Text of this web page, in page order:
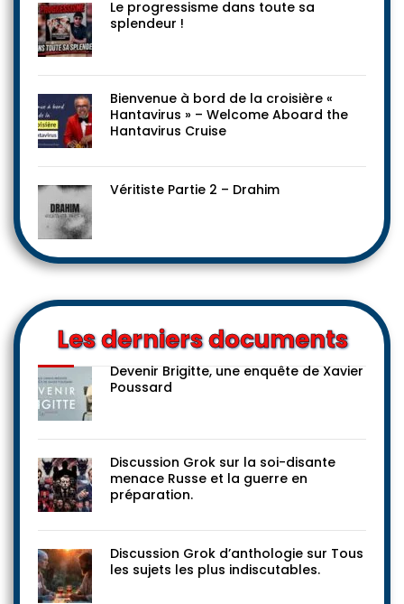
Le progressisme dans toute sa
splendeur !
Bienvenue à bord de la croisière «
Hantavirus » – Welcome Aboard the
Hantavirus Cruise
Véritiste Partie 2 – Drahim
Les derniers documents
Devenir Brigitte, une enquête de Xavier
Poussard
Discussion Grok sur la soi-disante
menace Russe et la guerre en
préparation.
Discussion Grok d’anthologie sur Tous
les sujets les plus indiscutables.